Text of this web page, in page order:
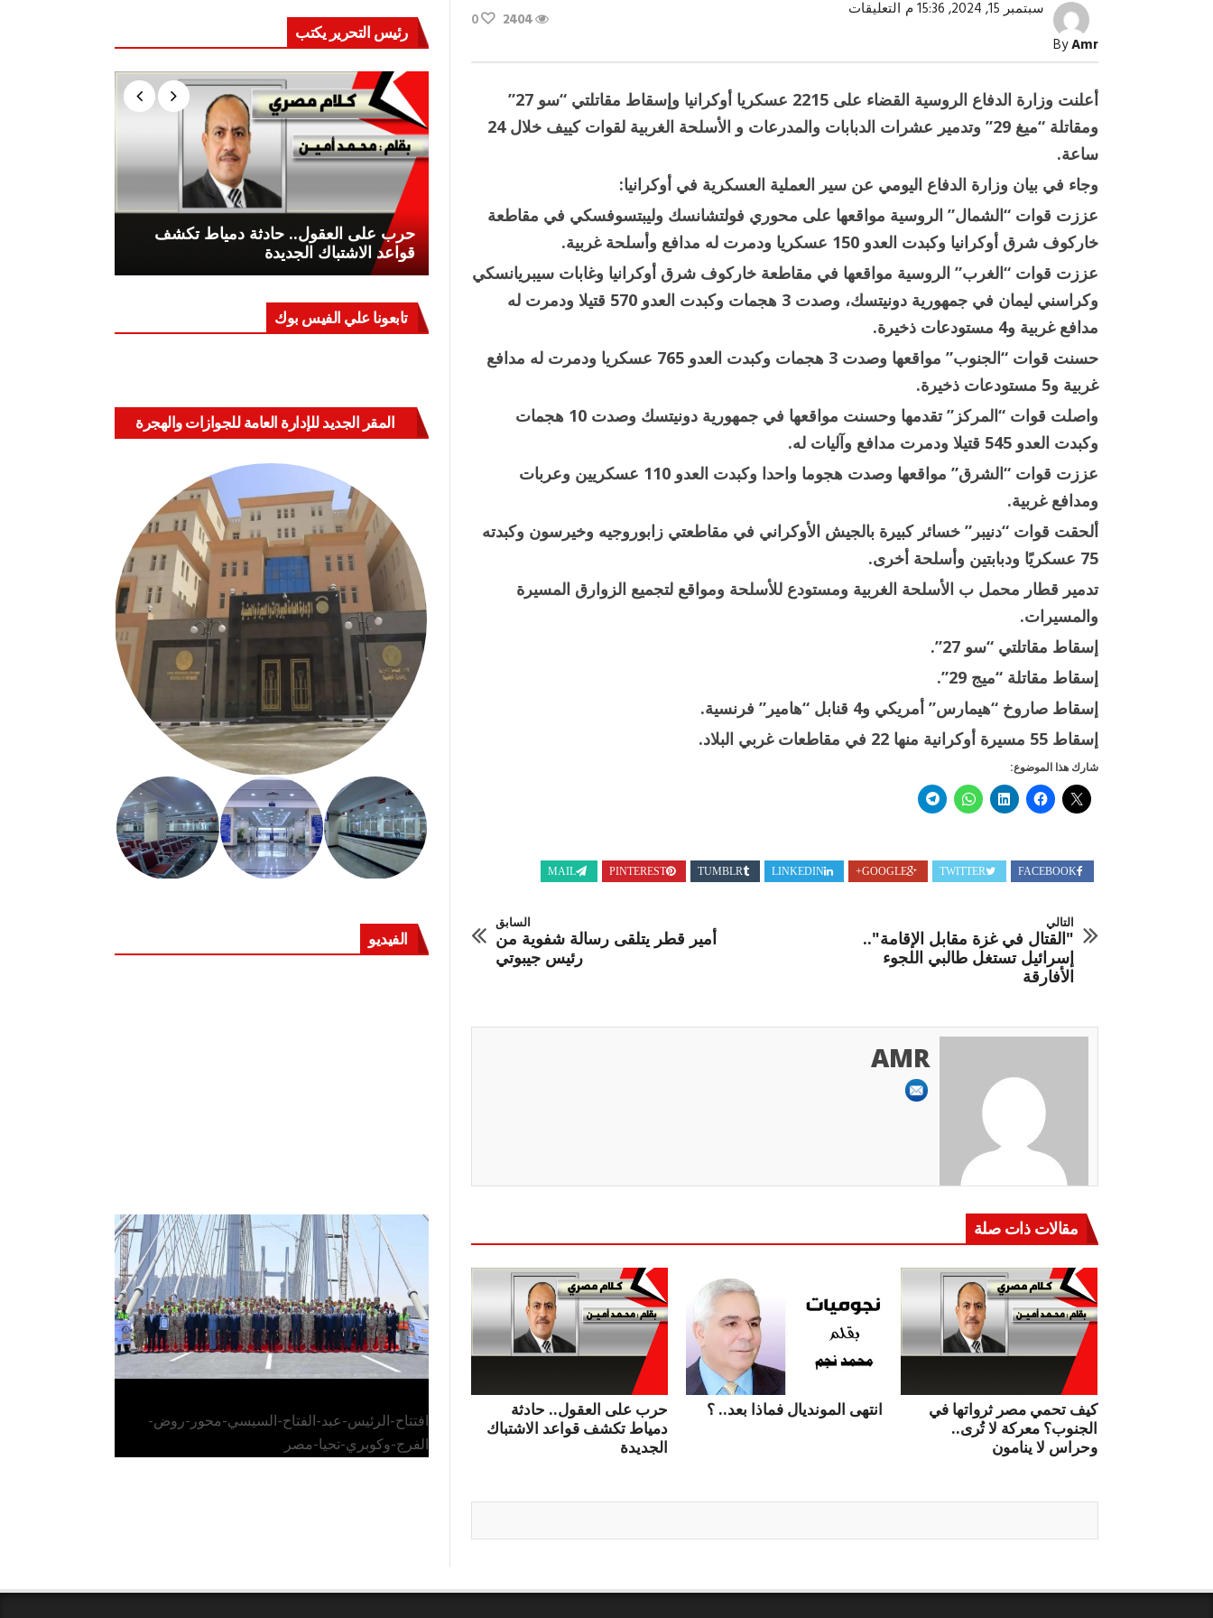
ByAmr
سبتمبر 15, 2024, 15:36 م التعليقات
على
عسكريًا
أوكرانيًا
وإسقاط
3
2404
0
أعلنت وزارة الدفاع الروسية القضاء على 2215 عسكريا أوكرانيا وإسقاط مقاتلتي “سو 27”
ومقاتلة “ميغ 29” وتدمير عشرات الدبابات والمدرعات و الأسلحة الغربية لقوات كييف خلال 24
ساعة.
وجاء في بيان وزارة الدفاع اليومي عن سير العملية العسكرية في أوكرانيا:
عززت قوات “الشمال” الروسية مواقعها على محوري فولتشانسك وليبتسوفسكي في مقاطعة
خاركوف شرق أوكرانيا وكبدت العدو 150 عسكريا ودمرت له مدافع وأسلحة غربية.
عززت قوات “الغرب” الروسية مواقعها في مقاطعة خاركوف شرق أوكرانيا وغابات سيبريانسكي
وكراسني ليمان في جمهورية دونيتسك، وصدت 3 هجمات وكبدت العدو 570 قتيلا ودمرت له
مدافع غربية و4 مستودعات ذخيرة.
حسنت قوات “الجنوب” مواقعها وصدت 3 هجمات وكبدت العدو 765 عسكريا ودمرت له مدافع
غربية و5 مستودعات ذخيرة.
واصلت قوات “المركز” تقدمها وحسنت مواقعها في جمهورية دونيتسك وصدت 10 هجمات
وكبدت العدو 545 قتيلا ودمرت مدافع وآليات له.
عززت قوات “الشرق” مواقعها وصدت هجوما واحدا وكبدت العدو 110 عسكريين وعربات
ومدافع غربية.
ألحقت قوات “دنيبر” خسائر كبيرة بالجيش الأوكراني في مقاطعتي زابوروجيه وخيرسون وكبدته
75 عسكريًا ودبابتين وأسلحة أخرى.
تدمير قطار محمل ب الأسلحة الغربية ومستودع للأسلحة ومواقع لتجميع الزوارق المسيرة
والمسيرات.
إسقاط مقاتلتي “سو 27”.
إسقاط مقاتلة “ميج 29”.
إسقاط صاروخ “هيمارس” أمريكي و4 قنابل “هامير” فرنسية.
إسقاط 55 مسيرة أوكرانية منها 22 في مقاطعات غربي البلاد.
شارك هذا الموضوع:
FACEBOOK
TWITTER
GOOGLE+
LINKEDIN
TUMBLR
PINTEREST
MAIL
السابق
أمير قطر يتلقى رسالة شفوية من
رئيس جيبوتي
التالي
"القتال في غزة مقابل الإقامة"..
إسرائيل تستغل طالبي اللجوء
الأفارقة
AMR
مقالات ذات صلة
حرب على العقول.. حادثة
دمياط تكشف قواعد الاشتباك
الجديدة
انتهى المونديال فماذا بعد.. ؟
كيف تحمي مصر ثرواتها في
الجنوب؟ معركة لا تُرى..
وحراس لا ينامون
رئيس التحرير يكتب
حرب على العقول.. حادثة دمياط تكشف
قواعد الاشتباك الجديدة
كيف تحمي مصر ثرواتها في الجنوب؟
معركة لا تُرى.. وحراس لا ينامون
جهاز مستقبل مصر نموذجا.. لماذا تُنشئ
الدول كيانات تنموية عملاقة؟
تابعونا علي الفيس بوك
المقر الجديد للإدارة العامة للجوازات والهجرة
الفيديو
الرئيس عبد الفتاح السيسي يفتتح محور روض
الفرج وكوبري تحيا مصر
افتتاح-الرئيس-عبد-الفتاح-السيسي-محور-روض-
الفرج-وكوبري-تحيا-مصر